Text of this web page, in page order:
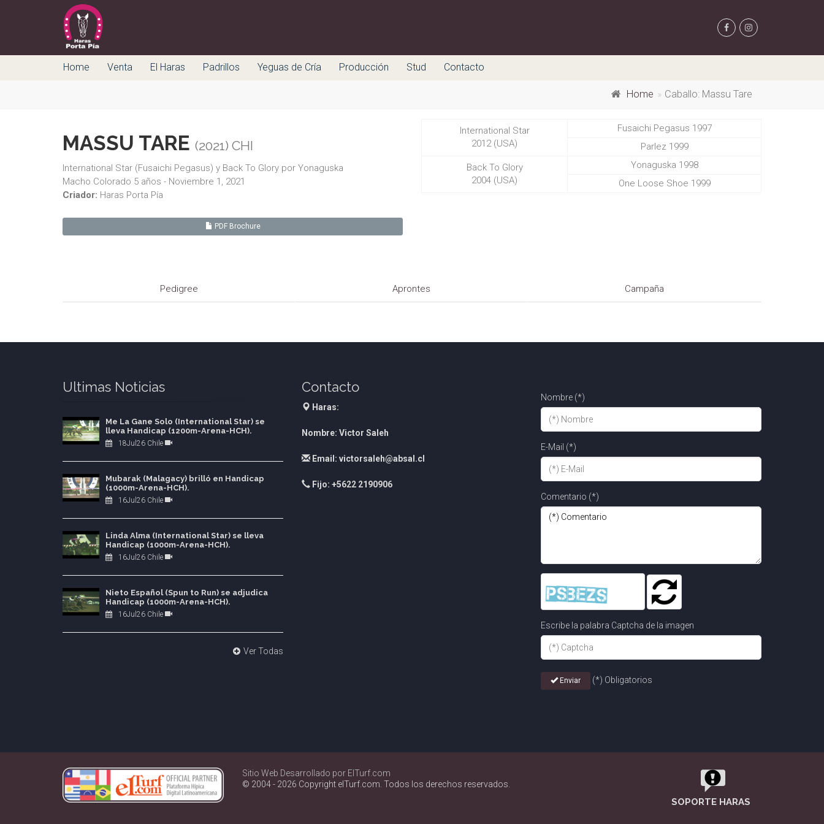
Home Venta El Haras Padrillos Yeguas de Cría Producción Stud Contacto
Home Caballo: Massu Tare
MASSU TARE (2021) CHI
International Star (Fusaichi Pegasus) y Back To Glory por Yonaguska
Macho Colorado 5 años - Noviembre 1, 2021
Criador: Haras Porta Pía
PDF Brochure
International Star
2012 (USA)
Fusaichi Pegasus 1997
Parlez 1999
Back To Glory
2004 (USA)
Yonaguska 1998
One Loose Shoe 1999
Pedigree Aprontes Campaña
Ultimas Noticias
Me La Gane Solo (International Star) se
lleva Handicap (1200m-Arena-HCH).
18Jul26 Chile
Mubarak (Malagacy) brilló en Handicap
(1000m-Arena-HCH).
16Jul26 Chile
Linda Alma (International Star) se lleva
Handicap (1000m-Arena-HCH).
16Jul26 Chile
Nieto Español (Spun to Run) se adjudica
Handicap (1000m-Arena-HCH).
16Jul26 Chile
Ver Todas
Contacto
Haras:
Nombre: Victor Saleh
Email: victorsaleh@absal.cl
Fijo: +5622 2190906
Nombre (*)
E-Mail (*)
Comentario (*)
Escribe la palabra Captcha de la imagen
Enviar (*) Obligatorios
Sitio Web Desarrollado por ElTurf.com
© 2004 - 2026 Copyright elTurf.com. Todos los derechos reservados.
SOPORTE HARAS